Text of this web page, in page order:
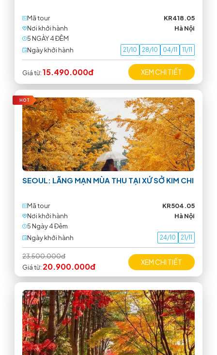
Mã tour
KR418.05
Nơi khởi hành
Hà Nội
5 NGÀY 4 ÐÊM
Ngày khởi hành
21/10 28/10 04/11 11/11
Giá từ:15.490.000đ XEM CHI TIẾT
HOT
SEOUL: LÃNG MẠN MÙA THU TẠI XỨ SỞ KIM CHI
Mã tour
KR504.05
Nơi khởi hành
Hà Nội
5 Ngày 4 Ðêm
Ngày khởi hành
24/10 21/11
23.500.000đ
Giá từ: 20.900.000đ XEM CHI TIẾT